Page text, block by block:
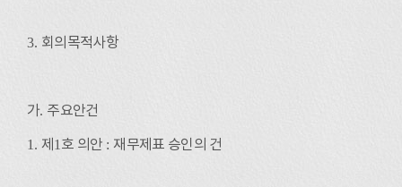
3. 회의목적사항
가. 주요안건
1. 제 1 호 의안 : 재무제표 승인의 건